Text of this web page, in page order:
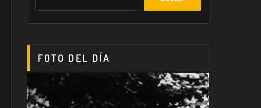
FOTO DEL DÍA